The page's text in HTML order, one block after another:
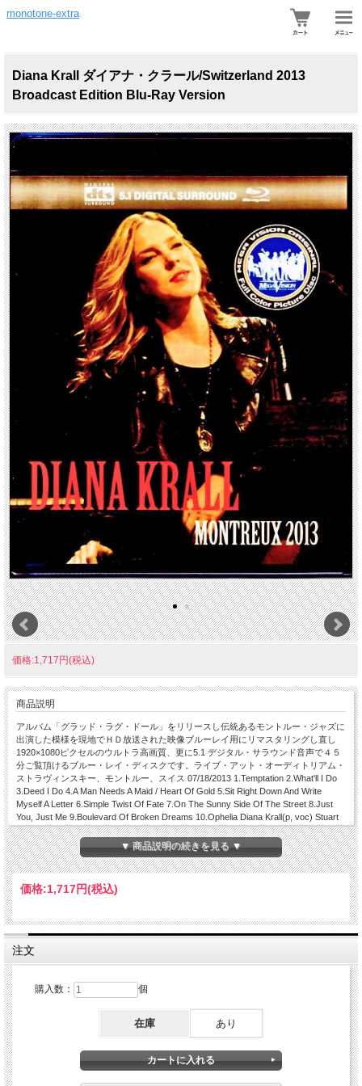
monotone-extra
Diana Krall ダイアナ・クラール/Switzerland 2013
Broadcast Edition Blu-Ray Version
価格:1,717円(税込)
商品説明
アルバム「グラッド・ラグ・ドール」をリリースし伝統あるモントルー・ジャズに
出演した模様を現地でＨＤ放送された映像ブルーレイ用にリマスタリングし直し
1920×1080ピクセルのウルトラ高画質、更に5.1 デジタル・サラウンド音声で４５
分ご覧頂けるブルー・レイ・ディスクです。ライブ・アット・オーディトリアム・
ストラヴィンスキー、モントルー、スイス 07/18/2013 1.Temptation 2.What'll I Do
3.Deed I Do 4.A Man Needs A Maid / Heart Of Gold 5.Sit Right Down And Write
Myself A Letter 6.Simple Twist Of Fate 7.On The Sunny Side Of The Street 8.Just
You, Just Me 9.Boulevard Of Broken Dreams 10.Ophelia Diana Krall(p, voc) Stuart
Duncan(g, violin) Aram Bajakian(g) Dennis Crouch(b) Patrick Warren(keyb) Karriem
Riggins(dr)
▼ 商品説明の続きを見る ▼
価格:1,717円(税込)
注文
購入数： 個
在庫 あり